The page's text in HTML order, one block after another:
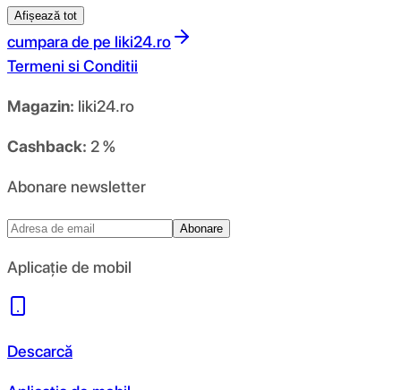
Afișează tot
cumpara de pe liki24.ro
Termeni si Conditii
Magazin: liki24.ro
Cashback: 2 %
Abonare newsletter
Abonare
Aplicație de mobil
Descarcă